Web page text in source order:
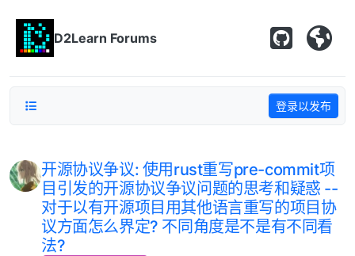
D2Learn Forums
登录以发布
开源协议争议: 使用rust重写pre-commit项
目引发的开源协议争议问题的思考和疑惑 --
对于以有开源项目用其他语言重写的项目协
议方面怎么界定? 不同角度是不是有不同看
法?